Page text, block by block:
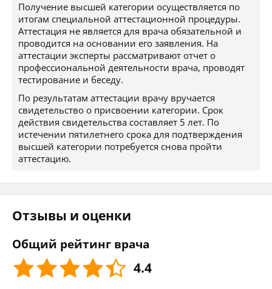
Получение высшей категории осуществляется по
итогам специальной аттестационной процедуры.
Аттестация не является для врача обязательной и
проводится на основании его заявления. На
аттестации эксперты рассматривают отчет о
профессиональной деятельности врача, проводят
тестирование и беседу.
По результатам аттестации врачу вручается
свидетельство о присвоении категории. Срок
действия свидетельства составляет 5 лет. По
истечении пятилетнего срока для подтверждения
высшей категории потребуется снова пройти
аттестацию.
Отзывы и оценки
Общий рейтинг врача
4.4